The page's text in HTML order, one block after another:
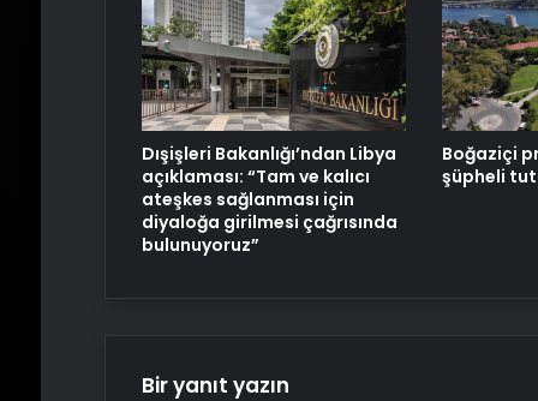
Dışişleri Bakanlığı’ndan Libya
açıklaması: “Tam ve kalıcı
ateşkes sağlanması için
diyaloğa girilmesi çağrısında
bulunuyoruz”
Boğaziçi
şüpheli
Bir yanıt yazın